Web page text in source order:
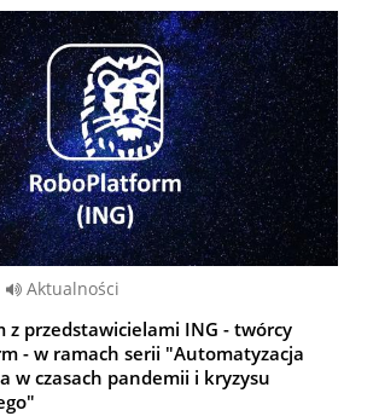
Aktualności
z przedstawicielami ING - twórcy
- w ramach serii "Automatyzacja
w czasach pandemii i kryzysu